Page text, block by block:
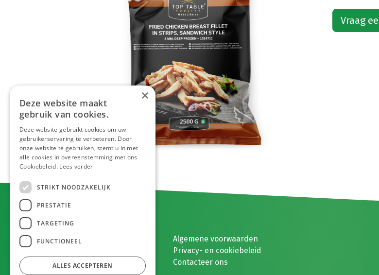
Vraag
E. MEEUWISSEN BV
Gaston Eyskenslaan 2
3900 Pelt, België
Algemene voorwaarden
Privacy- en cookiebeleid
Contacteer ons
×
Deze website maakt
gebruik van cookies.
Deze website gebruikt cookies om uw
gebruikerservaring te verbeteren. Door
onze website te gebruiken, stemt u in met
alle cookies in overeenstemming met ons
Cookiebeleid. Lees verder
STRIKT NOODZAKELIJK
PRESTATIE
TARGETING
FUNCTIONEEL
ALLES ACCEPTEREN